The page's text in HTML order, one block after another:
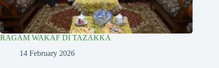
RAGAM WAKAF DI TAZAKKA
14 February 2026